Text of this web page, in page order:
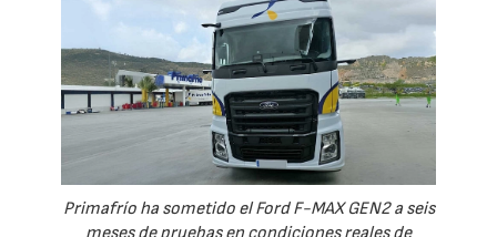
Primafrío ha sometido el Ford F-MAX GEN2 a seis